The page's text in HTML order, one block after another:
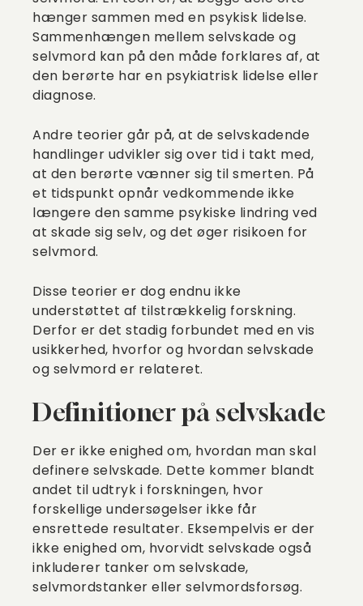
hænger sammen med en psykisk lidelse.
Sammenhængen mellem selvskade og
selvmord kan på den måde forklares af, at
den berørte har en psykiatrisk lidelse eller
diagnose.
Andre teorier går på, at de selvskadende
handlinger udvikler sig over tid i takt med,
at den berørte vænner sig til smerten. På
et tidspunkt opnår vedkommende ikke
længere den samme psykiske lindring ved
at skade sig selv, og det øger risikoen for
selvmord.
Disse teorier er dog endnu ikke
understøttet af tilstrækkelig forskning.
Derfor er det stadig forbundet med en vis
usikkerhed, hvorfor og hvordan selvskade
og selvmord er relateret.
Definitioner på selvskade
Der er ikke enighed om, hvordan man skal
definere selvskade. Dette kommer blandt
andet til udtryk i forskningen, hvor
forskellige undersøgelser ikke får
ensrettede resultater. Eksempelvis er der
ikke enighed om, hvorvidt selvskade også
inkluderer tanker om selvskade,
selvmordstanker eller selvmordsforsøg.